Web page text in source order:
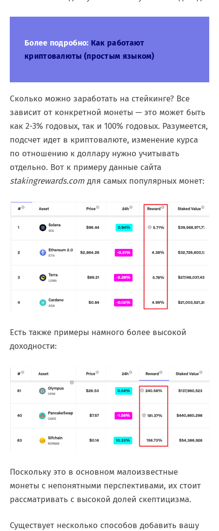
Более подробно: Как работают
криптовалюты (простым языком)
Сколько можно заработать на стейкинге? Все
зависит от конкретной монеты — это может быть
как 2-3% годовых, так и 100% годовых. Разумеется,
подсчет идет в криптовалюте, изменение курса
по отношению к доллару нужно учитывать
отдельно. Вот к примеру данные сайта
stakingrewards.com для самых популярных монет:
Есть также примеры намного более высокой
доходности:
Поскольку это в основном малоизвестные
монеты с непонятными перспективами, их стоит
рассматривать с высокой долей скептицизма.
Существует несколько способов добавить вашу